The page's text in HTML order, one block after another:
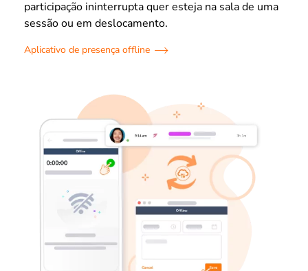
participação ininterrupta quer esteja na sala de uma
sessão ou em deslocamento.
Aplicativo de presença offline